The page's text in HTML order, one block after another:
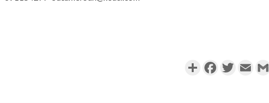
PartagerFacebookTwitterEmail